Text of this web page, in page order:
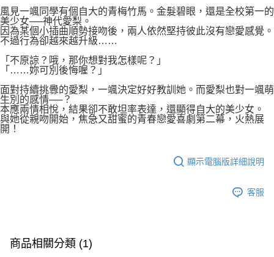
恩沛科技股份有限公司將有權停止該用戶之使用額度並採取法律行動。
風見一颯同學有個自大的青梅竹馬。金髮碧眼，還是全校第一的
美少女──神代愛梨。
因為某個小插曲順勢接吻後，兩人依然堅持彼此沒有戀愛感覺。
不過行為卻越來越升級……
「不原諒？哦，那你想對我怎樣呢？」
「……妳可別後悔喔？」
面對持續挑釁的愛梨，一颯決定好好教訓她。而愛梨也對一颯萌
生別的感情──？
本應兩情相悅，結果卻不敢坦率表達，還顯得自大的美少女。
與她從親吻開始，焦急又甜蜜的青春戀愛喜劇第二幕，火熱展
開！
顯示電腦版詳細說明
客服
商品相關分類 (1)